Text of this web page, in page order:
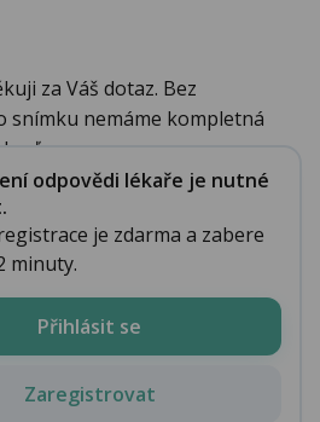
za Váš dotaz. Bez
snímku nemáme kompletná
odpovědi lékaře je nutné
je zdarma a zabere
minuty.
Přihlásit se
Zaregistrovat